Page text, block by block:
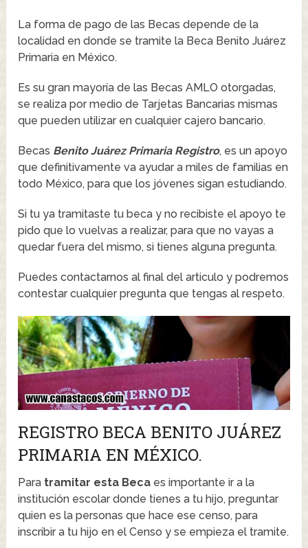
La forma de pago de las Becas depende de la
localidad en donde se tramite la Beca Benito Juárez
Primaria en México.
Es su gran mayoría de las Becas AMLO otorgadas,
se realiza por medio de Tarjetas Bancarias mismas
que pueden utilizar en cualquier cajero bancario.
Becas Benito Juárez Primaria Registro, es un apoyo
que definitivamente va ayudar a miles de familias en
todo México, para que los jóvenes sigan estudiando.
Si tu ya tramitaste tu beca y no recibiste el apoyo te
pido que lo vuelvas a realizar, para que no vayas a
quedar fuera del mismo, si tienes alguna pregunta.
Puedes contactarnos al final del articulo y podremos
contestar cualquier pregunta que tengas al respeto.
REGISTRO BECA BENITO JUÁREZ
PRIMARIA EN MÉXICO.
Para tramitar esta Beca es importante ir a la
institución escolar donde tienes a tu hijo, preguntar
quien es la personas que hace ese censo, para
inscribir a tu hijo en el Censo y se empieza el tramite.